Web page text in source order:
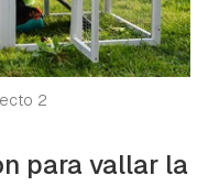
2
para vallar la